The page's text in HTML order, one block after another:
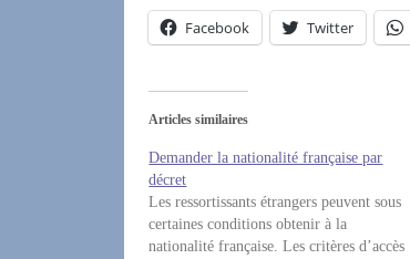
Facebook Twitter
Articles similaires
Demander la nationalité française par
décret
Les ressortissants étrangers peuvent sous
certaines conditions obtenir à la
nationalité française. Les critères d’accès